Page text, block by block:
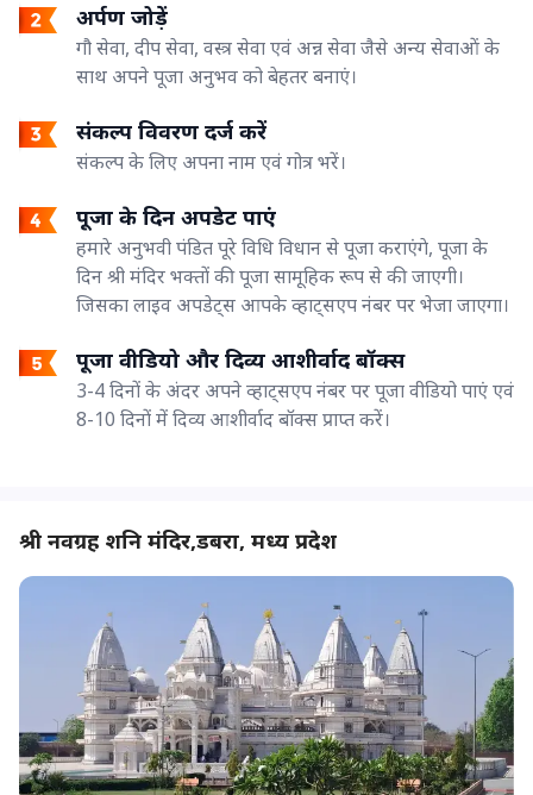
अर्पण जोड़ें
गौ सेवा, दीप सेवा, वस्त्र सेवा एवं अन्न सेवा जैसे अन्य सेवाओं के
साथ अपने पूजा अनुभव को बेहतर बनाएं।
संकल्प विवरण दर्ज करें
संकल्प के लिए अपना नाम एवं गोत्र भरें।
पूजा के दिन अपडेट पाएं
हमारे अनुभवी पंडित पूरे विधि विधान से पूजा कराएंगे, पूजा के
दिन श्री मंदिर भक्तों की पूजा सामूहिक रूप से की जाएगी।
जिसका लाइव अपडेट्स आपके व्हाट्सएप नंबर पर भेजा जाएगा।
पूजा वीडियो और दिव्य आशीर्वाद बॉक्स
3-4 दिनों के अंदर अपने व्हाट्सएप नंबर पर पूजा वीडियो पाएं एवं
8-10 दिनों में दिव्य आशीर्वाद बॉक्स प्राप्त करें।
श्री नवग्रह शनि मंदिर,डबरा, मध्य प्रदेश